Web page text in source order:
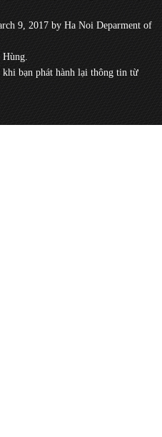
9, 2017 by Ha Noi Deparment of
bạn phát hành lại thông tin từ